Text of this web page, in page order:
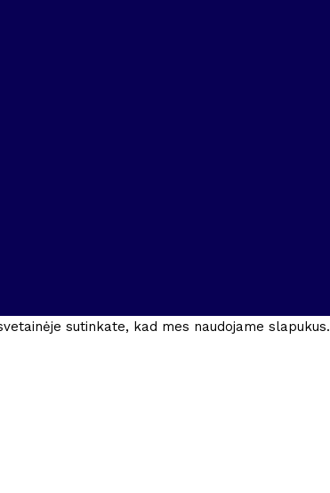
sutinkate, kad mes naudojame slapukus.